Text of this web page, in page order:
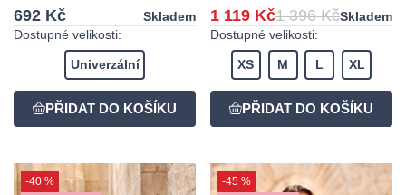
692 Kč
Skladem
Dostupné velikosti:
Univerzální
1 119 Kč1 396 KčSkladem
Dostupné velikosti:
XS M L XL
-40 %
-45 %